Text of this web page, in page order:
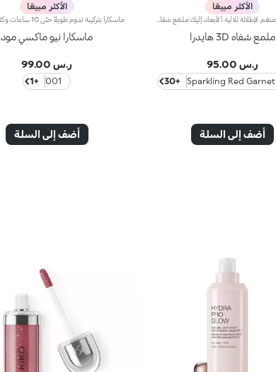
الأكثر مبيعًا
ملمع شفاه 3D هايدرا
ر.س 95.00
+30
أضف إلى السلة
الأكثر مبيعًا
ماسكارا نيو ماكسي مود
ر.س 99.00
001
+1
أضف إلى السلة